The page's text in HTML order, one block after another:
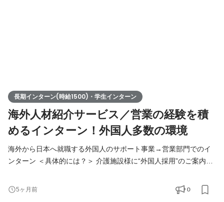
長期インターン(時給1500)・学生インターン
海外人材紹介サービス／営業の経験を積
めるインターン！外国人多数の環境
海外から日本へ就職する外国人のサポート事業→営業部門でのイ
ンターン ＜具体的には？＞ 介護施設様に“外国人採用”のご案内を
らで用意します) ■アポの取得 ■慣れてきたら商談同席 📍ポイント
■社内の半分は外国人で多国籍 ■雰囲気はYouTubeで『Funtoco(フ
5ヶ月前 0